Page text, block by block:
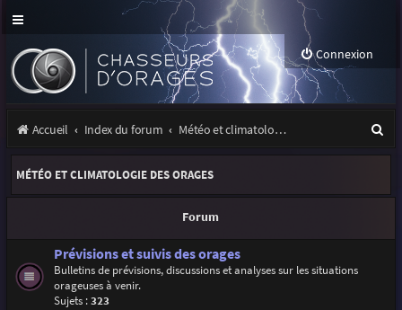
Connexion
Accueil Index du forum Météo et climatologie des orages
e
e
MÉTÉO ET CLIMATOLOGIE DES ORAGES
Forum
Prévisions et suivis des orages
Bulletins de prévisions, discussions et analyses sur les situations
orageuses à venir.
Sujets :323